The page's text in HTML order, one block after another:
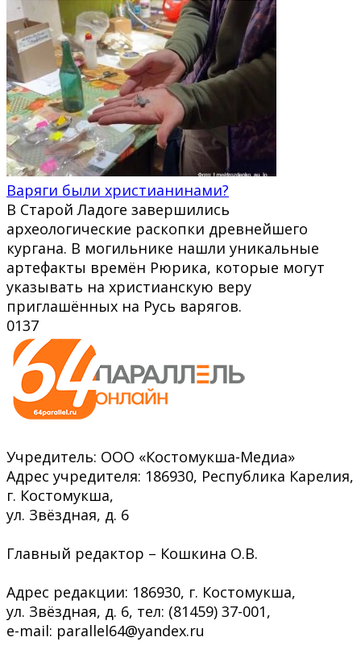
Варяги были христианинами?
В Старой Ладоге завершились
археологические раскопки древнейшего
кургана. В могильнике нашли уникальные
артефакты времён Рюрика, которые могут
указывать на христианскую веру
приглашённых на Русь варягов.
0137
Учредитель: ООО «Костомукша-Медиа»
Адрес учредителя: 186930, Республика Карелия,
г. Костомукша,
ул. Звёздная, д. 6
Главный редактор – Кошкина О.В.
Адрес редакции: 186930, г. Костомукша,
ул. Звёздная, д. 6, тел: (81459) 37-001,
e-mail: parallel64@yandex.ru